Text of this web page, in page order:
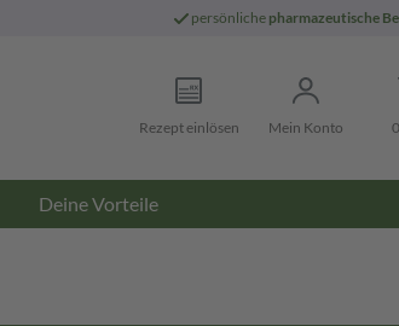
persönliche pharmazeutische
Rezept einlösen Mein Konto
Deine Vorteile